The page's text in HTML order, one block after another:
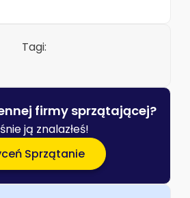
Tagi:
firmy sprzątającej?
ją znalazłeś!
Sprzątanie